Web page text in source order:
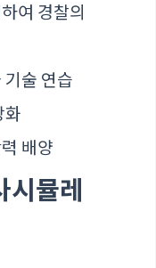
여 경찰의
기술 연습
화
배양
시뮬레